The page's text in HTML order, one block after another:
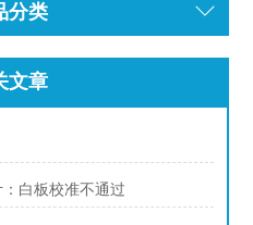
分类
文章
白板校准不通过